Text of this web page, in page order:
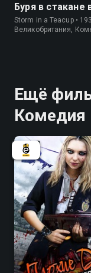
Буря в стакане
Storm in a Teacup •
Великобритания,
Ещё
Комедия